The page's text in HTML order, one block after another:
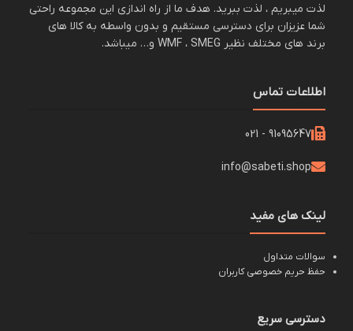
لذت میبریم ، لذت ببرید. هدف ما از راه اندازی این مجموعه راحتی
شما عزیزان برای دسترسی مستقیم و بدون واسطه به کالا های
برند های مختلف نظیر WMF ، SMEG و… میباشد.
اطلاعات تماس
91095647 - 021
info@sabeti.shop
لینک های مفید
سوالات متداول
حفظ حریم خصوصی کاربران
دسترسی سریع